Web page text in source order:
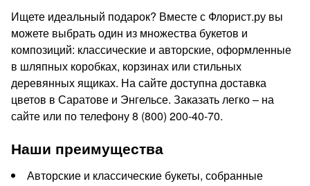
Ищете идеальный подарок? Вместе с Флорист.ру вы
можете выбрать один из множества букетов и
композиций: классические и авторские, оформленные
в шляпных коробках, корзинах или стильных
деревянных ящиках. На сайте доступна доставка
цветов в Саратове и Энгельсе. Заказать легко – на
сайте или по телефону 8 (800) 200-40-70.
Наши преимущества
Авторские и классические букеты, собранные